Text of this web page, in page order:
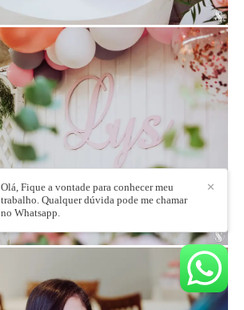
✕
Olá, Fique a vontade para conhecer meu
trabalho. Qualquer dúvida pode me chamar
no Whatsapp.